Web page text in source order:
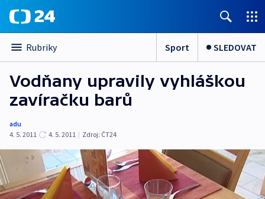
Rubriky Sport SLEDOVAT
Vodňany upravily vyhláškou
zavíračku barů
adu
4. 5. 2011
4. 5. 2011 | Zdroj: ČT24